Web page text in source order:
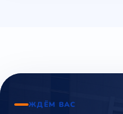
ЖДЁМ ВАС